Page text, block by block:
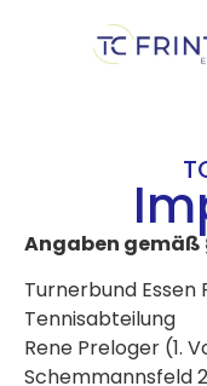
Angaben gemäß
Turnerbund Essen
Tennisabteilung
Rene Preloger (1.
Schemmannsfeld